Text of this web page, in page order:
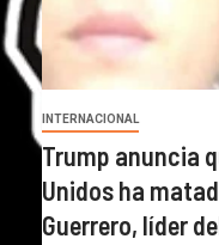
INTERNACIONAL
Trump anuncia
Unidos ha
Guerrero, líder